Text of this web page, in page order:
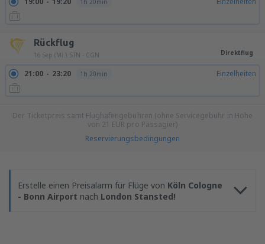
1h 20min
Rückflug
16 Sep (Mi.) STN - CGN Direktflug
21:00 23:20 1h 20min Einzelheiten
Der Ticketpreis samt Flughafengebühren (ohne Servicegebühr in Höhe
von 21 EUR pro Passagier)
Reservierungsbedingungen
Erstelle einen Preisalarm für Flüge von Köln Cologne
- Bonn Airport nach London Stansted!